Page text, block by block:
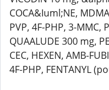
COCA&Iuml;NE,
PVP, 4F-PHP, 3-MMC,
QUAALUDE 300 mg,
CEC, HEXEN, AMB-
4F-PHP, FENTANYL